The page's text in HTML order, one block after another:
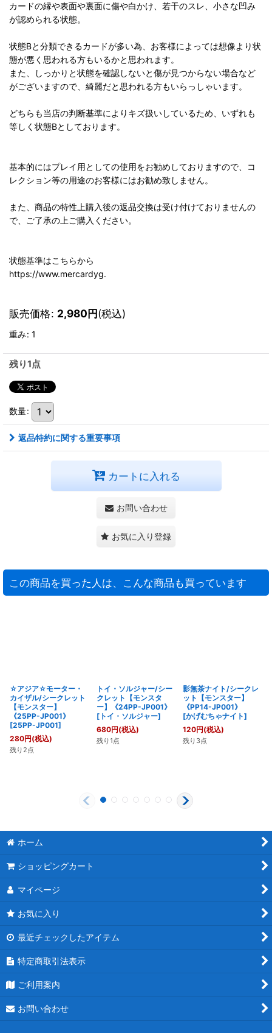
カードの縁や表面や裏面に傷や白かけ、若干のスレ、小さな凹み
が認められる状態。
状態Bと分類できるカードが多い為、お客様によっては想像より状
態が悪く思われる方もいるかと思われます。
また、しっかりと状態を確認しないと傷が見つからない場合など
がございますので、綺麗だと思われる方もいらっしゃいます。
どちらも当店の判断基準によりキズ扱いしているため、いずれも
等しく状態Bとしております。
基本的にはプレイ用としての使用をお勧めしておりますので、コ
レクション等の用途のお客様にはお勧め致しません。
また、商品の特性上購入後の返品交換は受け付けておりませんの
で、ご了承の上ご購入ください。
状態基準はこちらから
https://www.mercardyg.
販売価格: 2,980円(税込)
重み: 1
残り1点
数量:
返品特約に関する重要事項
カートに入れる
お問い合わせ
お気に入り登録
この商品を買った人は、こんな商品も買っています
☆アジア☆モーター・
カイザル/シークレット
【モンスター】
《25PP-JP001》
[25PP-JP001]
280円(税込)
残り2点
トイ・ソルジャー/シー
クレット【モンスタ
ー】《24PP-JP001》
[トイ・ソルジャー]
680円(税込)
残り1点
影無茶ナイト/シークレ
ット【モンスター】
《PP14-JP001》
[かげむちゃナイト]
120円(税込)
残り3点
ホーム
ショッピングカート
マイページ
お気に入り
最近チェックしたアイテム
特定商取引法表示
ご利用案内
お問い合わせ